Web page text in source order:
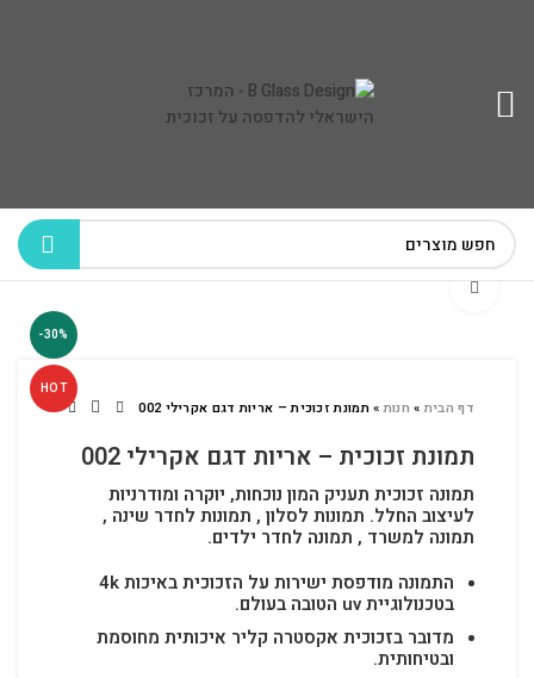
-30%
HOT
לחץ להגדלה
דף הבית» חנות»תמונת זכוכית – אריות דגם אקרילי 002
תמונת זכוכית – אריות דגם אקרילי 002
תמונה זכוכית תעניק המון נוכחות, יוקרה ומודרניות
לעיצוב החלל. תמונות לסלון , תמונות לחדר שינה ,
תמונה למשרד , תמונה לחדר ילדים.
התמונה מודפסת ישירות על הזכוכית באיכות 4k
בטכנולוגיית uv הטובה בעולם.
מדובר בזכוכית אקסטרה קליר איכותית מחוסמת
ובטיחותית.